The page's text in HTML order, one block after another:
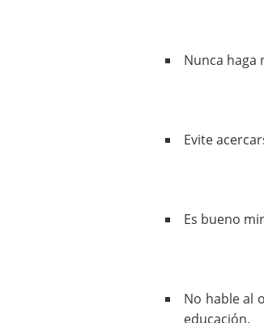
Nunca haga
Evite
Es bueno
No hable al
educación.